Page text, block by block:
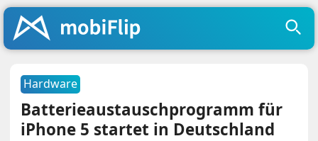
Hardware
Batterieaustauschprogramm für
iPhone 5 startet in Deutschland